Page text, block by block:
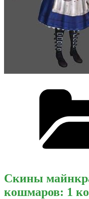
Скины
кошмаров: 1